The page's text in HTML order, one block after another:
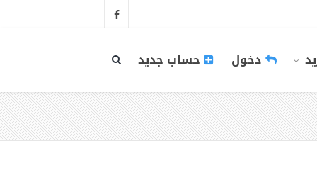
دخول حساب جديد